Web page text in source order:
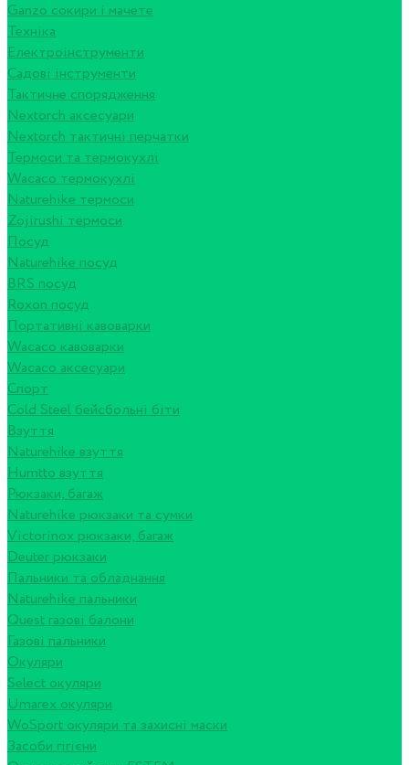
Ganzo сокири і мачете
Техніка
Електроінструменти
Садові інструменти
Тактичне спорядження
Nextorch аксесуари
Nextorch тактичні перчатки
Термоси та термокухлі
Wacaco термокухлі
Naturehike термоси
Zojirushi термоси
Посуд
Naturehike посуд
BRS посуд
Roxon посуд
Портативні кавоварки
Wacaco кавоварки
Wacaco аксесуари
Спорт
Cold Steel бейсбольні біти
Взуття
Naturehike взуття
Humtto взуття
Рюкзаки, багаж
Naturehike рюкзаки та сумки
Victorinox рюкзаки, багаж
Deuter рюкзаки
Пальники та обладнання
Naturehike пальники
Quest газові балони
Газові пальники
Окуляри
Select окуляри
Umarex окуляри
WoSport окуляри та захисні маски
Засоби гігієни